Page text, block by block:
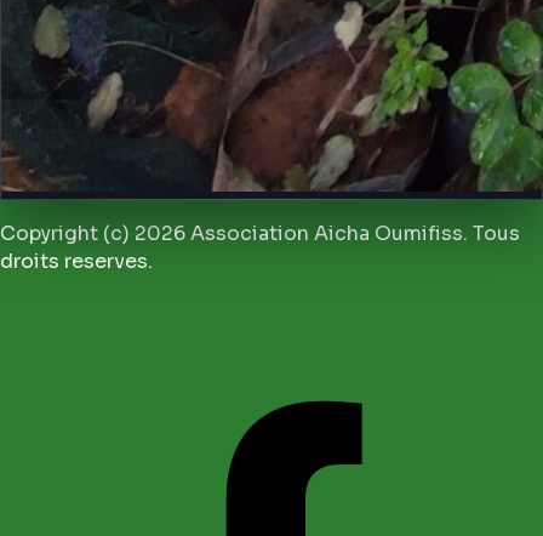
Copyright (c) 2026 Association Aicha Oumifiss. Tous
droits reserves.